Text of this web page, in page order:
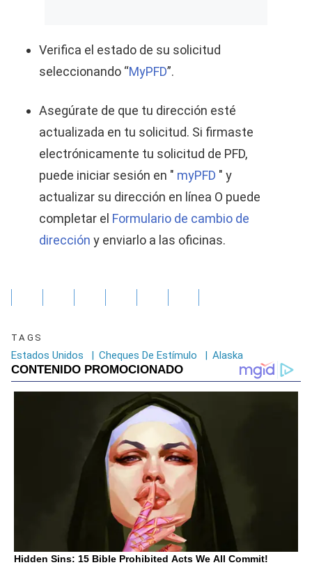
Verifica el estado de su solicitud
seleccionando “MyPFD”.
Asegúrate de que tu dirección esté
actualizada en tu solicitud. Si firmaste
electrónicamente tu solicitud de PFD,
puede iniciar sesión en " myPFD " y
actualizar su dirección en línea O puede
completar el Formulario de cambio de
dirección y enviarlo a las oficinas.
TAGS
Estados Unidos | Cheques De Estímulo | Alaska